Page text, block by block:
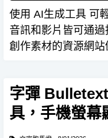
使用 AI生成工具 可
音訊和影片皆可通
創作素材的資源網
作…
字彈
具，手機螢幕